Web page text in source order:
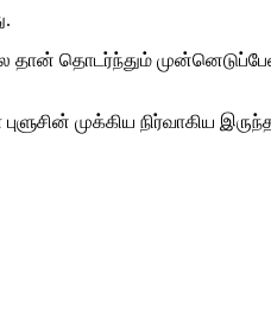
தொடர்ந்தும் முன்னெடுப்பேன்
முக்கிய நிர்வாகிய